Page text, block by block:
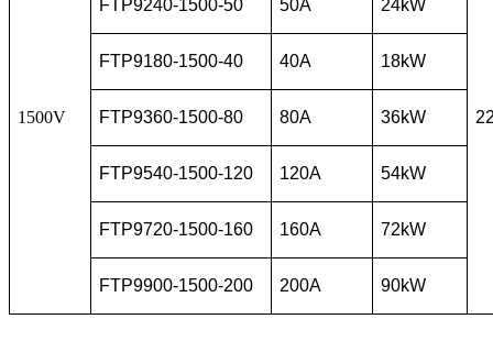
1500V
FTP9240-1500-50 50A 24kW
FTP9180-1500-40 40A 18kW
FTP9360-1500-80 80A 36kW
FTP9540-1500-120 120A 54kW
FTP9720-1500-160 160A 72kW
FTP9900-1500-200 200A 90kW